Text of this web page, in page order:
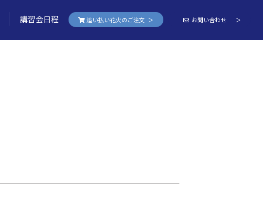
講習会日程 追い払い花火のご注文 ＞ お問い合わせ ＞